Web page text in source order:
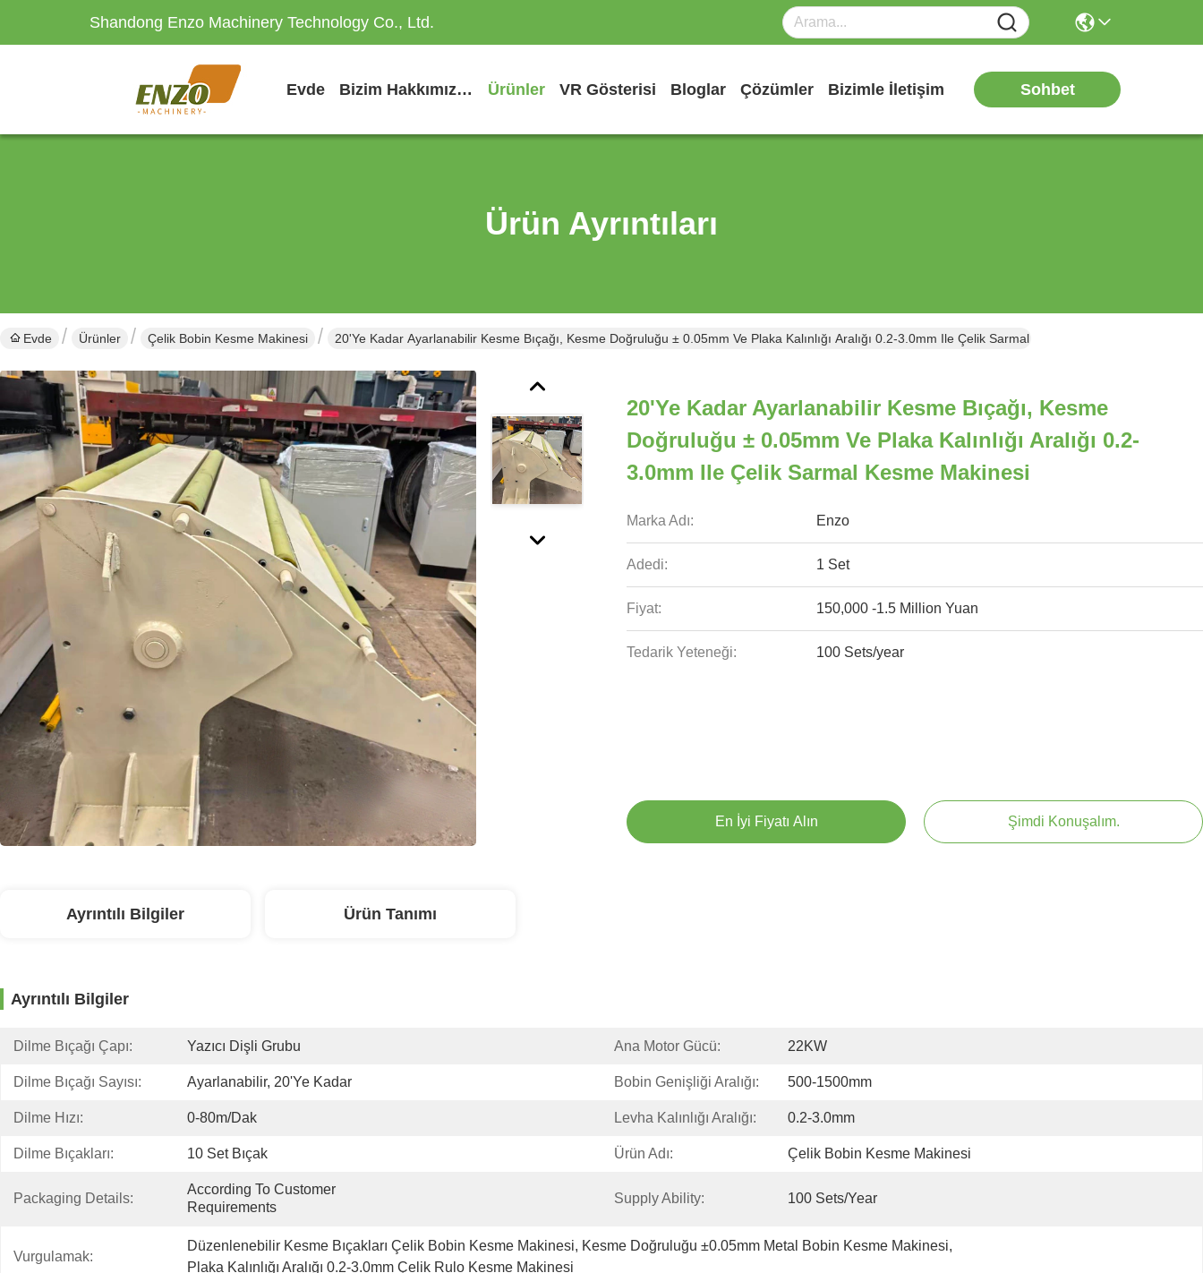
Shandong Enzo Machinery Technology Co., Ltd.
Evde Bizim Hakkımızda Ürünler VR Gösterisi Bloglar Çözümler Bizimle İletişim Sohbet
Ürün Ayrıntıları
Evde Ürünler Çelik Bobin Kesme Makinesi 20'ye Kadar Ayarlanabilir Kesme Bıçağı, Kesme Doğruluğu ± 0.05mm Ve Plaka Kalınlığı Aralığı 0.2-3.0mm Ile Çelik Sarmal Kesme Makinesi
20'ye Kadar Ayarlanabilir Kesme Bıçağı, Kesme
Doğruluğu ± 0.05mm Ve Plaka Kalınlığı Aralığı 0.2-
3.0mm Ile Çelik Sarmal Kesme Makinesi
Marka Adı: Enzo
Adedi: 1 Set
Fiyat: 150,000 -1.5 Million Yuan
Tedarik Yeteneği: 100 Sets/year
En İyi Fiyatı Alın Şimdi Konuşalım.
Ayrıntılı Bilgiler Ürün Tanımı
Ayrıntılı Bilgiler
Dilme Bıçağı Çapı: Yazıcı Dişli Grubu Ana Motor Gücü: 22KW
Dilme Bıçağı Sayısı: Ayarlanabilir, 20'ye Kadar Bobin Genişliği Aralığı: 500-1500mm
Dilme Hızı: 0-80m/dak Levha Kalınlığı Aralığı: 0.2-3.0mm
Dilme Bıçakları: 10 Set Bıçak Ürün Adı: Çelik Bobin Kesme Makinesi
Packaging Details:
According To Customer
Requirements
Supply Ability: 100 Sets/year
Vurgulamak:
Düzenlenebilir Kesme Bıçakları Çelik Bobin Kesme Makinesi, Kesme Doğruluğu ±0.05mm Metal Bobin Kesme Makinesi,
Plaka Kalınlığı Aralığı 0.2-3.0mm Çelik Rulo Kesme Makinesi